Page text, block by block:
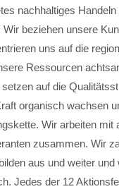
nachhaltiges
beziehen unsere
uns auf die
Ressourcen
auf die
organisch wachsen
Wir arbeiten mit
zusammen. Wir
aus und weiter und
Jedes der 12